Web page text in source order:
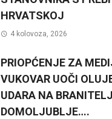
HRVATSKOJ
4 kolovoza, 2026
PRIOPĆENJE ZA
VUKOVAR UOČI
UDARA NA
DOMOLJUBLJE….